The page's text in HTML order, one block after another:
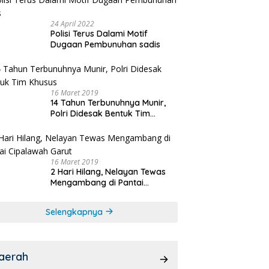
24 April 2022
Polisi Terus Dalami Motif
Dugaan Pembunuhan sadis
16 Maret 2019
14 Tahun Terbunuhnya Munir,
Polri Didesak Bentuk Tim
16 Maret 2019
2 Hari Hilang, Nelayan Tewas
Mengambang di Pantai
Selengkapnya